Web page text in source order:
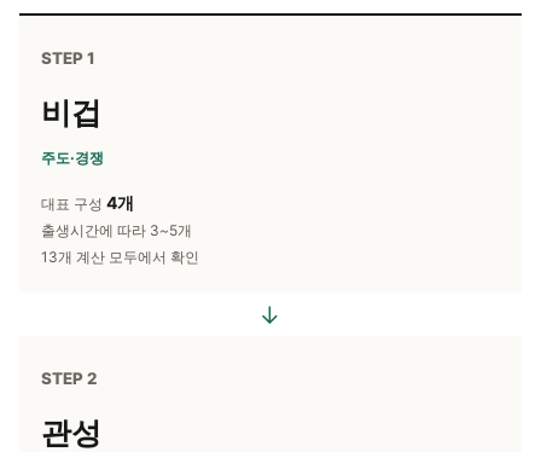
STEP 1
비겁
주도·경쟁
대표 구성 4개
출생시간에 따라 3~5개
13개 계산 모두에서 확인
→
STEP 2
관성